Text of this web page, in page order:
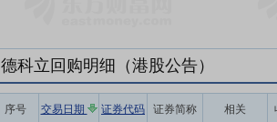
德科立回购明细（港股公告）
序号 交易日期 证券代码 证券简称 相关